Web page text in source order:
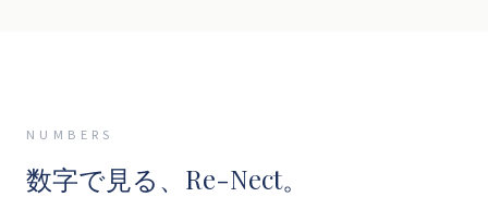
NUMBERS
数字で見る、Re-Nect。